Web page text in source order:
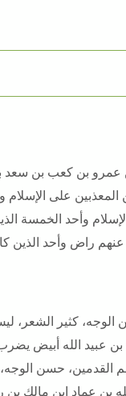
عمرو بن كعب بن سعد
المعذبين على
الإسلام وأحد
راض وأحد الذين
الوجه، كثير
الله أبيض
القدمين، حسن
بن عماد ابن مالك